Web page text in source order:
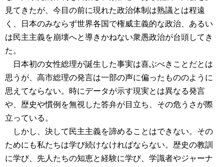
見てきたが、今目の前に現れた政治体制は熟議とは程遠
く、日本のみならず世界各国で権威主義的な政治、あるい
は民主主義を崩壊へと導きかねない衆愚政治が台頭してき
た。
日本初の女性総理が誕生した事実は喜ぶべきことだとは
思うが、高市総理の発言は一部の声に偏ったもののように
思えてならない。時にデータが示す現実とは異なる発言
や、歴史や慣例を無視した答弁が目立ち、その危うさが際
立っている。
しかし、決して民主主義を諦めることはできない。その
ためにも私たちは学び続けなければならない。歴史の教訓
に学び、先人たちの知恵と経験に学び、学識者やジャーナ